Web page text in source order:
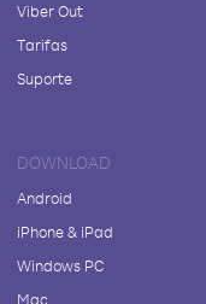
Viber Out
Tarifas
Suporte
DOWNLOAD
Android
iPhone & iPad
Windows PC
Mac